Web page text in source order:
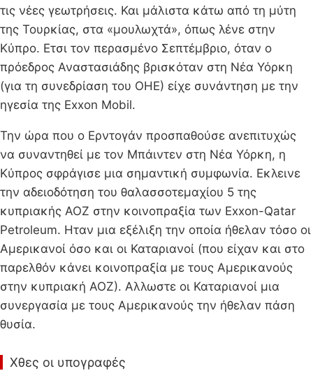
τις νέες γεωτρήσεις. Και μάλιστα κάτω από τη μύτη
της Τουρκίας, στα «μουλωχτά», όπως λένε στην
Κύπρο. Ετσι τον περασμένο Σεπτέμβριο, όταν ο
πρόεδρος Αναστασιάδης βρισκόταν στη Νέα Υόρκη
(για τη συνεδρίαση του ΟΗΕ) είχε συνάντηση με την
ηγεσία της Exxon Mobil.
Την ώρα που ο Ερντογάν προσπαθούσε ανεπιτυχώς
να συναντηθεί με τον Μπάιντεν στη Νέα Υόρκη, η
Κύπρος σφράγισε μια σημαντική συμφωνία. Εκλεινε
την αδειοδότηση του θαλασσοτεμαχίου 5 της
κυπριακής ΑΟΖ στην κοινοπραξία των Exxon-Qatar
Petroleum. Ηταν μια εξέλιξη την οποία ήθελαν τόσο οι
Αμερικανοί όσο και οι Καταριανοί (που είχαν και στο
παρελθόν κάνει κοινοπραξία με τους Αμερικανούς
στην κυπριακή ΑΟΖ). Αλλωστε οι Καταριανοί μια
συνεργασία με τους Αμερικανούς την ήθελαν πάση
θυσία.
Χθες οι υπογραφές